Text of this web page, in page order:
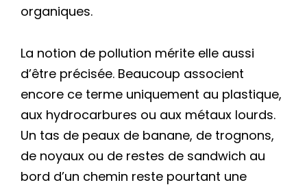
organiques.
La notion de pollution mérite elle aussi
d’être précisée. Beaucoup associent
encore ce terme uniquement au plastique,
aux hydrocarbures ou aux métaux lourds.
Un tas de peaux de banane, de trognons,
de noyaux ou de restes de sandwich au
bord d’un chemin reste pourtant une